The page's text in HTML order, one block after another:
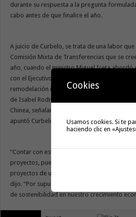
durante su respuesta a la pregunta
cabo antes de que finalice el año.
A juicio de Curbelo, se trata de una labor
Comisión Mixta de Transferencias que se
año, cuando el ministro Miguel Iceta abordó
con el Ejecutivo regional, se abrió la
remodelación importante del Gobierno del
de Isabel Rodríguez. “Precisamente, la
Chinea, señalando que ya se han iniciado
apuntó Curbelo.
“Contar con esta competencia nos abre al
proyectos, puertos, acuicultura, emisarios,
proyectos de urbanización que actualmente
dijo. “Por supuesto, todas estas
de sostenibilidad en nuestro crecimiento
Cookies
Usamos cookies. Si te
haciendo clic en